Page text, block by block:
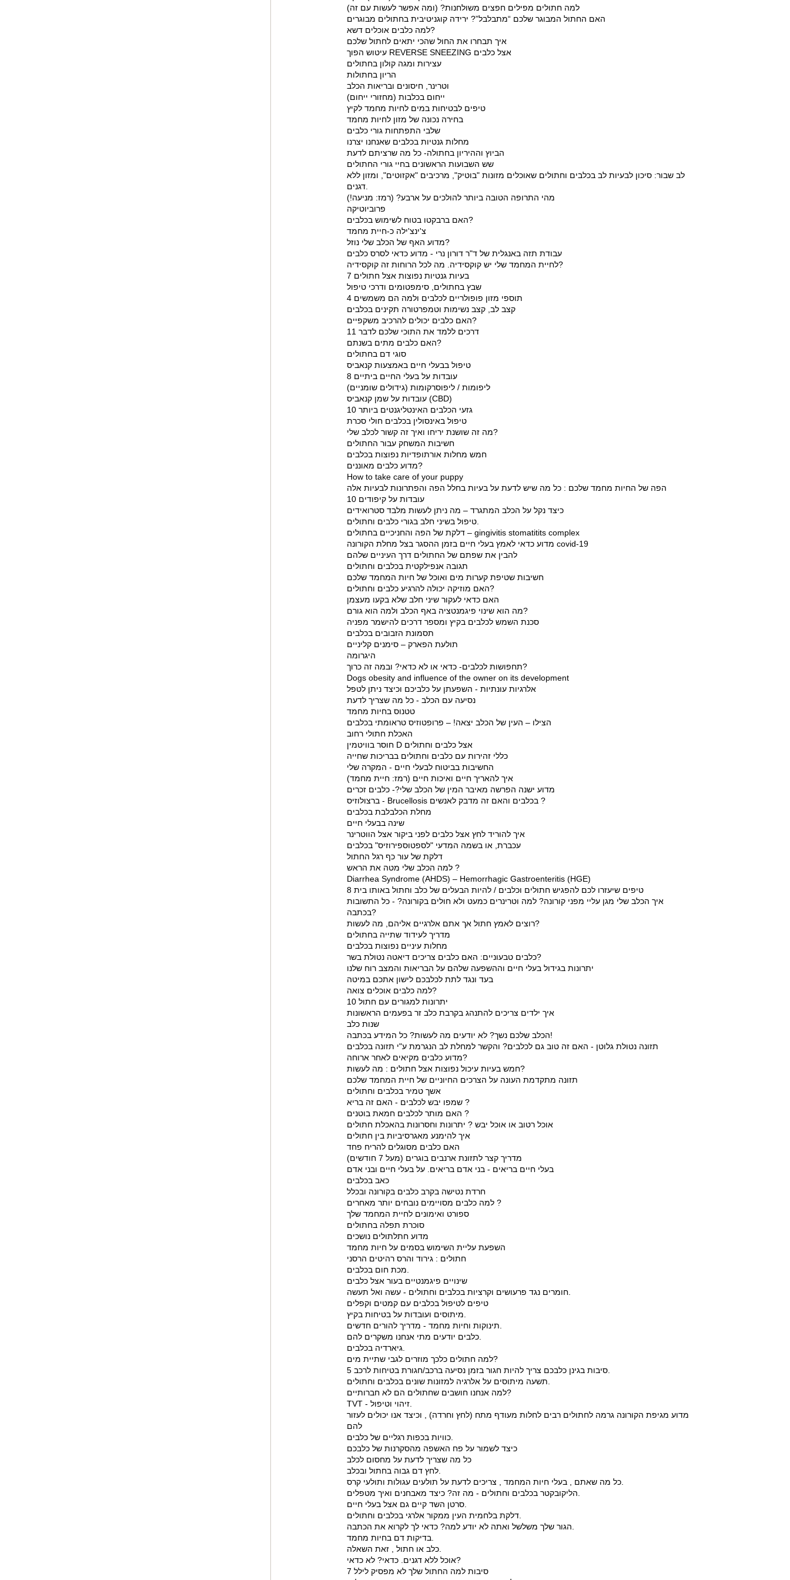
למה חתולים מפילים חפצים משולחנות? (ומה אפשר לעשות עם זה)
האם החתול המבוגר שלכם “מתבלבל”? ירידה קוגניטיבית בחתולים מבוגרים
למה כלבים אוכלים דשא?
איך תבחרו את החול שהכי יתאים לחתול שלכם
עיטוש הפוך REVERSE SNEEZING אצל כלבים
עצירות ומגה קולון בחתולים
הריון בחתולות
וטרינר, חיסונים ובריאות הכלב
ייחום בכלבות (מחזורי ייחום)
טיפים לבטיחות במים לחיות מחמד לקיץ
בחירה נכונה של מזון לחיות מחמד
שלבי התפתחות גורי כלבים
מחלות גנטיות בכלבים שאנחנו יצרנו
הביוץ וההיריון בחתולה- כל מה שרציתם לדעת
שש השבועות הראשונים בחיי גורי החתולים
לב שבור: סיכון לבעיות לב בכלבים וחתולים שאוכלים מזונות "בוטיק", מרכיבים "אקזוטים", ומזון ללא
דגנים.
מהי התרופה הטובה ביותר להולכים על ארבע? (רמז: מניעה!)
פרוביוטיקה
האם ברבקטו בטוח לשימוש בכלבים?
צ'ינצ'ילה כ-חיית מחמד
מדוע האף של הכלב שלי נוזל?
עבודת תזה באנגלית של ד"ר דורון נרי - מדוע כדאי לסרס כלבים
לחיית המחמד שלי יש קוקסידיה. מה לכל הרוחות זה קוקסידיה?
7 בעיות גנטיות נפוצות אצל חתולים
שבץ בחתולים, סימפטומים ודרכי טיפול
4 תוספי מזון פופולריים לכלבים ולמה הם משמשים
קצב לב, קצב נשימות וטמפרטורה תקינים בכלבים
האם כלבים יכולים להרכיב משקפיים?
11 דרכים ללמד את התוכי שלכם לדבר
האם כלבים מתים בשנתם?
סוגי דם בחתולים
טיפול בבעלי חיים באמצעות קנאביס
8 עובדות על בעלי החיים ביתיים
ליפומות / ליפוסרקומות (גידולים שומניים)
עובדות על שמן קנאביס (CBD)
10 גזעי הכלבים האינטליגנטים ביותר
טיפול באינסולין בכלבים חולי סכרת
מה זה שושנת יריחו ואיך זה קשור לכלב שלי?
חשיבות המשחק עבור החתולים
חמש מחלות אורתופדיות נפוצות בכלבים
מדוע כלבים מאוננים?
How to take care of your puppy
הפה של החיות מחמד שלכם : כל מה שיש לדעת על בעיות בחלל הפה והפתרונות לבעיות אלה
10 עובדות על קיפודים
כיצד נקל על הכלב המתגרד – מה ניתן לעשות מלבד סטרואידים
טיפול בשיני חלב בגורי כלבים וחתולים.
דלקת של הפה והחניכיים בחתולים – gingivitis stomatitits complex
מדוע כדאי לאמץ בעלי חיים בזמן ההסגר בצל מחלת הקורונה covid-19
להבין את שפתם של החתולים דרך העיניים שלהם
תגובה אנפילקטית בכלבים וחתולים
חשיבות שטיפת קערות מים ואוכל של חיות המחמד שלכם
האם מוזיקה יכולה להרגיע כלבים וחתולים?
האם כדאי לעקור שיני חלב שלא בקעו מעצמן
מה הוא שינוי פיגמנטציה באף הכלב ולמה הוא גורם?
סכנת השמש לכלבים בקיץ ומספר דרכים להישמר מפניה
תסמונת הזבובים בכלבים
תולעת הפארק – סימנים קליניים
היגרומה
תחפושות לכלבים- כדאי או לא כדאי? ובמה זה כרוך?
Dogs obesity and influence of the owner on its development
אלרגיות עונתיות - השפעתן על כלביכם וכיצד ניתן לטפל
נסיעה עם הכלב - כל מה שצריך לדעת
טטנוס בחיות מחמד
הצילו – העין של הכלב יצאה! – פרופטוזיס טראומתי בכלבים
האכלת חתולי רחוב
חוסר בוויטמין D אצל כלבים וחתולים
כללי זהירות עם כלבים וחתולים בבריכות שחייה
החשיבות בביטוח לבעלי חיים - המקרה שלי
איך להאריך חיים ואיכות חיים (רמז: חיית מחמד)
מדוע ישנה הפרשה מאיבר המין של הכלב שלי?- כלבים זכרים
ברצולוזיס - Brucellosis בכלבים והאם זה מדבק לאנשים ?
מחלת הכלבלבת בכלבים
שינה בבעלי חיים
איך להוריד לחץ אצל כלבים לפני ביקור אצל הווטרינר
עכברת, או בשמה המדעי "לספטוספירוזיס" בכלבים
דלקת של עור כף רגל החתול
למה הכלב שלי מטה את הראש ?
Diarrhea Syndrome (AHDS) – Hemorrhagic Gastroenteritis (HGE)
8 טיפים שיעזרו לכם להפגיש חתולים וכלבים / להיות הבעלים של כלב וחתול באותו בית
איך הכלב שלי מגן עליי מפני קורונה? למה וטרינרים כמעט ולא חולים בקורונה? - כל התשובות
בכתבה?
רוצים לאמץ חתול אך אתם אלרגיים אליהם, מה לעשות?
מדריך לעידוד שתייה בחתולים
מחלות עיניים נפוצות בכלבים
כלבים טבעוניים: האם כלבים צריכים דיאטה נטולת בשר?
יתרונות בגידול בעלי חיים וההשפעה שלהם על הבריאות והמצב רוח שלנו
בעד ונגד לתת לכלבכם לישון אתכם במיטה
למה כלבים אוכלים צואה?
10 יתרונות למגורים עם חתול
איך ילדים צריכים להתנהג בקרבת כלב זר בפעמים הראשונות
שנות כלב
הכלב שלכם נשך? לא יודעים מה לעשות? כל המידע בכתבה!
תזונה נטולת גלוטן - האם זה טוב גם לכלבים? והקשר למחלת לב הנגרמת ע"י תזונה בכלבים
מדוע כלבים מקיאים לאחר ארוחה?
חמש בעיות עיכול נפוצות אצל חתולים : מה לעשות?
תזונה מתקדמת העונה על הצרכים החיוניים של חיית המחמד שלכם
אשך טמיר בכלבים וחתולים
שמפו יבש לכלבים - האם זה בריא ?
האם מותר לכלבים חמאת בוטנים ?
אוכל רטוב או אוכל יבש ? יתרונות וחסרונות בהאכלת חתולים
איך להימנע מאגרסיביות בין חתולים
האם כלבים מסוגלים להריח פחד
מדריך קצר לתזונת ארנבים בוגרים (מעל 7 חודשים)
בעלי חיים בריאים - בני אדם בריאים. על בעלי חיים ובני אדם
כאב בכלבים
חרדת נטישה בקרב כלבים בקורונה ובכלל
למה כלבים מסויימים נובחים יותר מאחרים ?
ספורט ואימונים לחיית המחמד שלך
סוכרת תפלה בחתולים
מדוע חתלתולים נושכים
השפעת עליית השימוש בסמים על חיות מחמד
חתולים : גירוד והרס רהיטים הרסני
שינויים פיגמנטיים בעור אצל כלבים
חומרים נגד פרעושים וקרציות בכלבים וחתולים - עשה ואל תעשה.
טיפים לטיפול בכלבים עם קמטים וקפלים
כלבים יודעים מתי אנחנו משקרים להם.
גיארדיה בכלבים.
למה חתולים כלכך מוזרים לגבי שתיית מים?
5 סיבות בגינן כלבכם צריך להיות חגור בזמן נסיעה ברכב/חגורת בטיחות לרכב.
למה אנחנו חושבים שחתולים הם לא חברותיים?
TVT - זיהוי וטיפול.
מדוע מגיפת הקורונה גרמה לחתולים רבים לחלות מעודף מתח (לחץ וחרדה) , וכיצד אנו יכולים לעזור
להם
כוויות בכפות רגליים של כלבים.
כיצד לשמור על פח האשפה מהסקרנות של כלבכם
כל מה שצריך לדעת על מחסום לכלב
לחץ דם גבוה בחתול ובכלב.
כל מה שאתם , בעלי חיות המחמד , צריכים לדעת על תולעים עגולות ותולעי קרס.
סרטן השד קיים גם אצל בעלי חיים.
דלקת בלחמית העין ממקור אלרגי בכלבים וחתולים.
בדיקות דם בחיות מחמד.
כלב או חתול , זאת השאלה.
אוכל ללא דגנים. כדאי? לא כדאי?
7 סיבות למה החתול שלך לא מפסיק לילל